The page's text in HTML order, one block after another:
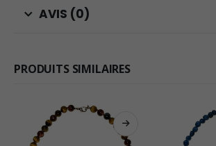
AVIS (0)
PRODUITS SIMILAIRES